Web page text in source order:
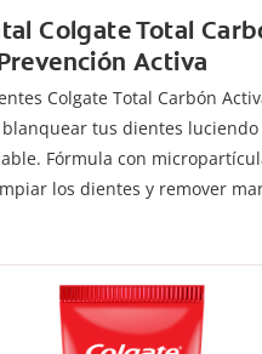
Colgate Total
Activa
Colgate Total Carbón
tus dientes luciendo
Fórmula con
los dientes y remover
activado en una pasta
a remover manchas
cómo incluirla en tu
cepillado para una sonrisa